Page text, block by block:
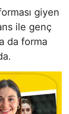
giyen
ile genç
da forma